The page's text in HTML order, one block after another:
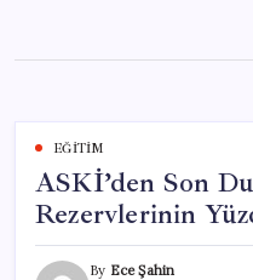
content
EĞITIM
ASKİ’den Son
Rezervlerinin
By Ece Şahin